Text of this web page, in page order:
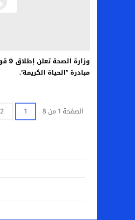
مبادرة “الحياة الكريمة”.
الصفحة 1 من 8 1
2